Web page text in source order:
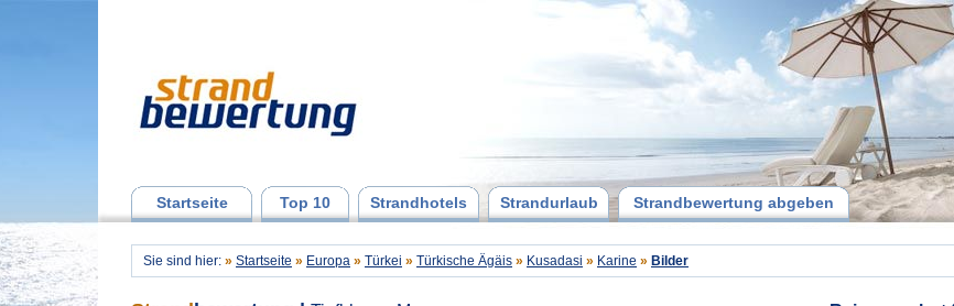
Startseite Top 10 Strandhotels Strandurlaub Strandbewertung abgeben
Sie sind hier: » Startseite » Europa » Türkei » Türkische Ägäis » Kusadasi » Karine » Bilder